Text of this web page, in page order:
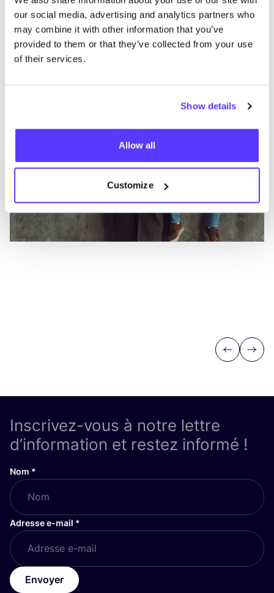
our social media, advertising and analytics partners who
may combine it with other information that you’ve
provided to them or that they’ve collected from your use
of their services.
Show details
Allow all
Customize
Revolution
Vêtements Hauts et t-shirts 3+
Previous
Next
Inscrivez-vous à notre lettre
d’information et restez informé !
Nom *
Adresse e-mail *
Envoyer